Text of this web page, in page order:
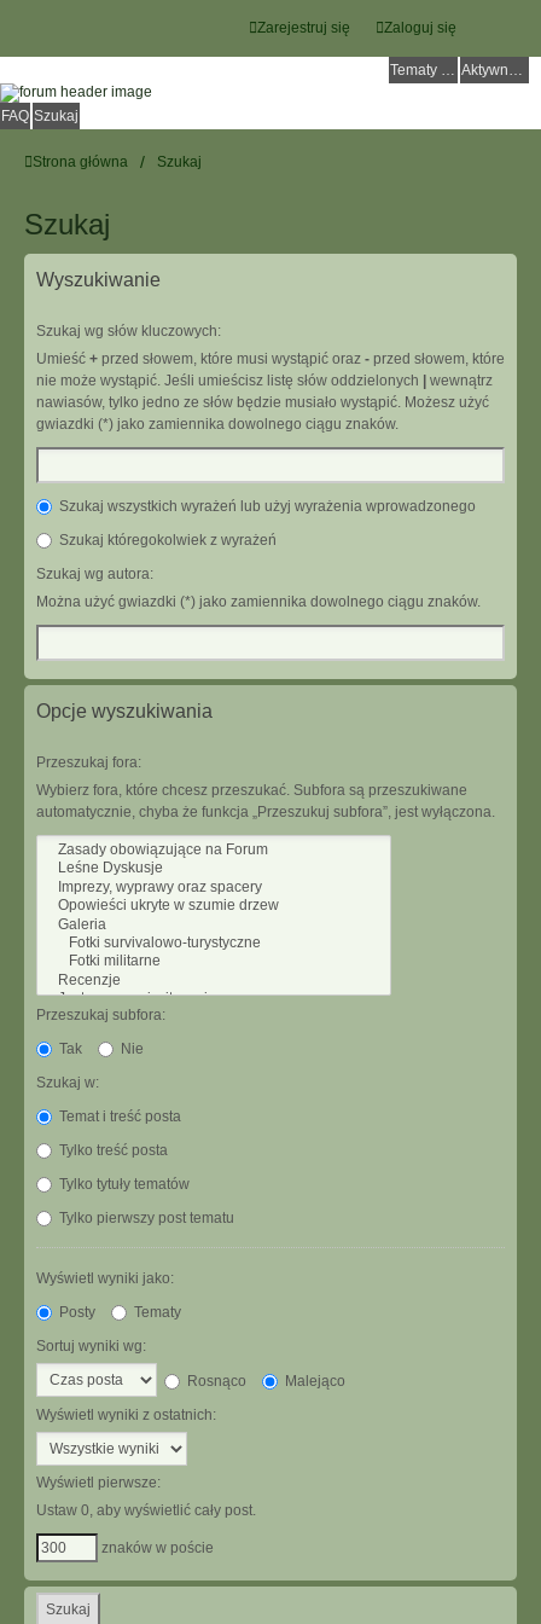
Zaloguj się
Zarejestruj się
Tematy bez odpowiedzi Aktywne tematy
FAQ Szukaj
Strona główna Szukaj
Szukaj
Wyszukiwanie
Szukaj wg słów kluczowych:
Umieść + przed słowem, które musi wystąpić oraz - przed słowem, które
nie może wystąpić. Jeśli umieścisz listę słów oddzielonych
wewnątrz
nawiasów, tylko jedno ze słów będzie musiało wystąpić. Możesz użyć
gwiazdki (*) jako zamiennika dowolnego ciągu znaków.
Szukaj wszystkich wyrażeń lub użyj wyrażenia wprowadzonego
Szukaj któregokolwiek z wyrażeń
Szukaj wg autora:
Można użyć gwiazdki (*) jako zamiennika dowolnego ciągu znaków.
Opcje wyszukiwania
Przeszukaj fora:
Wybierz fora, które chcesz przeszukać. Subfora są przeszukiwane
automatycznie, chyba że funkcja „Przeszukuj subfora”, jest wyłączona.
Przeszukaj subfora:
Tak
Nie
Szukaj w:
Temat i treść posta
Tylko treść posta
Tylko tytuły tematów
Tylko pierwszy post tematu
Wyświetl wyniki jako:
Posty
Tematy
Sortuj wyniki wg:
Rosnąco
Malejąco
Wyświetl wyniki z ostatnich:
Wyświetl pierwsze:
Ustaw 0, aby wyświetlić cały post.
znaków w poście